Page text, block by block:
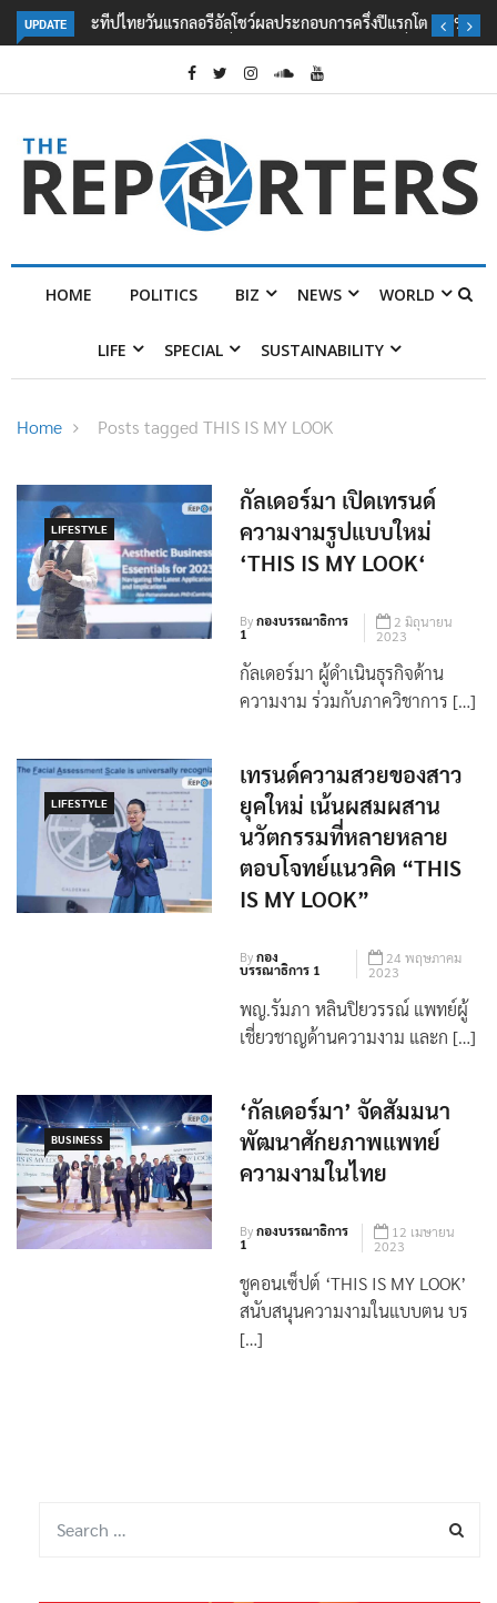
UPDATE
ลอรีอัลโชว์ผลประกอบการครึ่งปีแรกโต 6.5% กวาดรายได้ 2.3 หมื่นล้านยูโร
คว้าไลเซนส์ ‘กุชชี่’ 50 ปี พร้อมส่ง 4 แบรนด์ใหม่บุกตลาดไทย
POLITICS BIZ NEWS WORLD
LIFESTYLE
กัลเดอร์มา เปิดเทรนด์
ความงามรูปแบบใหม่
‘THIS IS MY LOOK‘
Byกองบรรณาธิการ
1
2 มิถุนายน
2023
LIFESTYLE
เทรนด์ความสวยของสาว
ยุคใหม่ เน้นผสมผสาน
นวัตกรรมที่หลายหลาย
ตอบโจทย์แนวคิด “THIS
IS MY LOOK”
Byกอง
บรรณาธิการ 1
24 พฤษภาคม
2023
BUSINESS
‘กัลเดอร์มา’ จัดสัมมนา
พัฒนาศักยภาพแพทย์
ความงามในไทย
Byกองบรรณาธิการ
1
12 เมษายน
2023
ชูคอนเซ็ปต์ ‘THIS IS MY LOOK’